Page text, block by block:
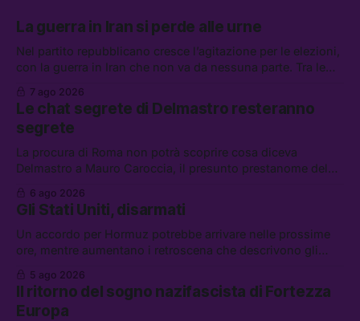
La guerra in Iran si perde alle urne
Nel partito repubblicano cresce l’agitazione per le elezioni,
con la guerra in Iran che non va da nessuna parte. Tra le
lavoro, Schlein prova a mettere in sicurezza la coalizione, e
che cos’è lo “Spiralismo,” la religione degli agenti IA
7 ago 2026
Le chat segrete di Delmastro resteranno
segrete
La procura di Roma non potrà scoprire cosa diceva
Delmastro a Mauro Caroccia, il presunto prestanome del
attacchi in Libano, il governo chiederà 36 miliardi di
flessibilità in armi e energia, e Grokipedia è già stata
abbandonata
6 ago 2026
Gli Stati Uniti, disarmati
Un accordo per Hormuz potrebbe arrivare nelle prossime
ore, mentre aumentano i retroscena che descrivono gli
chi aspetta i dispersi di Ceuta, il boom dei carburanti
diluiti, e quanti attivisti anti data center sono stati arrestati
5 ago 2026
Il ritorno del sogno nazifascista di Fortezza
Europa